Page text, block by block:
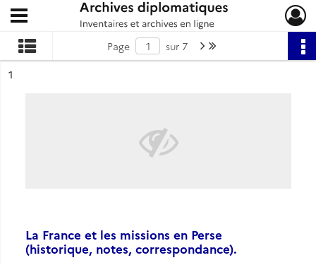
Archives diplomatiques
Ouvrir le menu déroulant
Page sur 7 Page suivante : 1/7
n°
1
La France et les missions en Perse
(historique, notes, correspondance).